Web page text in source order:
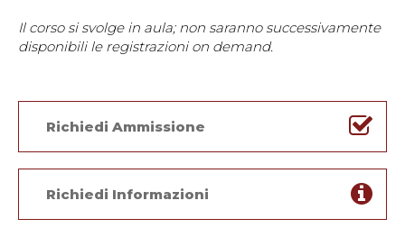
Il corso si svolge in aula; non saranno successivamente
disponibili le registrazioni on demand.
Richiedi Ammissione
Richiedi Informazioni